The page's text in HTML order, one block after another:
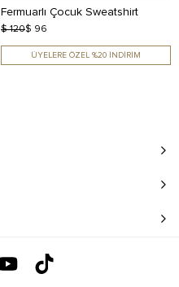
Fermuarlı Çocuk Sweatshirt
$ 120$ 96
ÜYELERE ÖZEL %20 İNDİRİM